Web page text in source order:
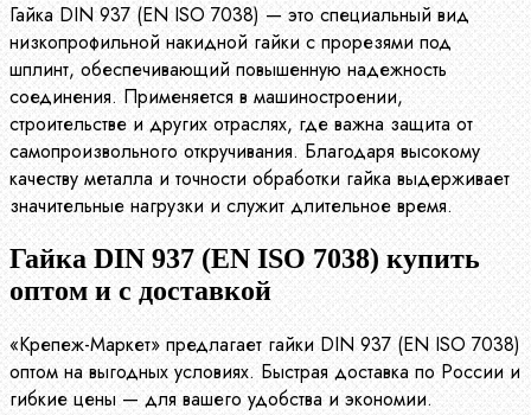
Гайка DIN 937 (EN ISO 7038) — это специальный вид
низкопрофильной накидной гайки с прорезями под
шплинт, обеспечивающий повышенную надежность
соединения. Применяется в машиностроении,
строительстве и других отраслях, где важна защита от
самопроизвольного откручивания. Благодаря высокому
качеству металла и точности обработки гайка выдерживает
значительные нагрузки и служит длительное время.
Гайка DIN 937 (EN ISO 7038) купить
оптом и с доставкой
«Крепеж-Маркет» предлагает гайки DIN 937 (EN ISO 7038)
оптом на выгодных условиях. Быстрая доставка по России и
гибкие цены — для вашего удобства и экономии.